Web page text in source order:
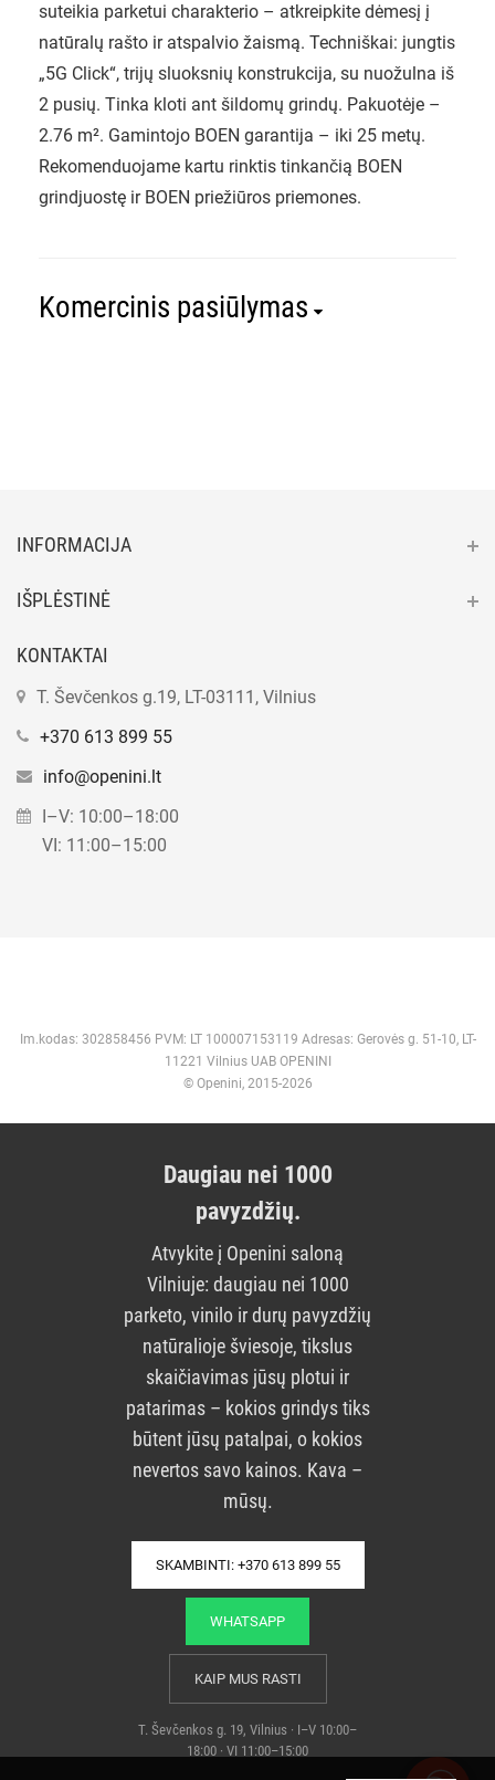
suteikia parketui charakterio – atkreipkite dėmesį į
natūralų rašto ir atspalvio žaismą. Techniškai: jungtis
„5G Click“, trijų sluoksnių konstrukcija, su nuožulna iš
2 pusių. Tinka kloti ant šildomų grindų. Pakuotėje –
2.76 m². Gamintojo BOEN garantija – iki 25 metų.
Rekomenduojame kartu rinktis tinkančią BOEN
grindjuostę ir BOEN priežiūros priemones.
Komercinis pasiūlymas
INFORMACIJA
IŠPLĖSTINĖ
KONTAKTAI
T. Ševčenkos g.19, LT-03111, Vilnius
+370 613 899 55
info@openini.lt
I–V: 10:00–18:00
VI: 11:00–15:00
Im.kodas: 302858456 PVM: LT 100007153119 Adresas: Gerovės g. 51-10, LT-
11221 Vilnius UAB OPENINI
© Openini, 2015-2026
Daugiau nei 1000
pavyzdžių.
Atvykite į Openini saloną
Vilniuje: daugiau nei 1000
parketo, vinilo ir durų pavyzdžių
natūralioje šviesoje, tikslus
skaičiavimas jūsų plotui ir
patarimas – kokios grindys tiks
būtent jūsų patalpai, o kokios
nevertos savo kainos. Kava –
mūsų.
SKAMBINTI: +370 613 899 55
WHATSAPP
KAIP MUS RASTI
T. Ševčenkos g. 19, Vilnius · I–V 10:00–
18:00 · VI 11:00–15:00